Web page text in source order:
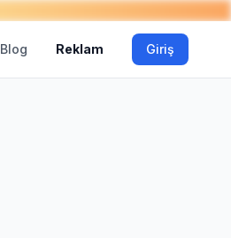
Blog Reklam Giriş